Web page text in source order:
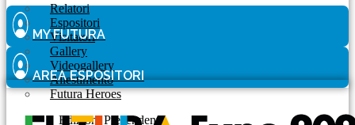
Relatori
Espositori
Visitatori
Gallery
Videogallery
Allestimento
Futura Heroes
| Edizioni Precendenti
MY FUTURA
AREA ESPOSITORI